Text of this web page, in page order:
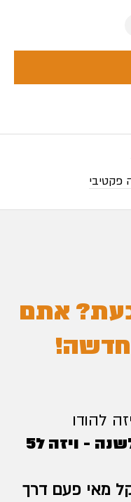
שתקף ל48 שעות
פקטיבי
אתם
חדשה!
להודו
ויזה ל30 ימים - ויזה לשנה - ויזה ל5
מאי פעם דרך